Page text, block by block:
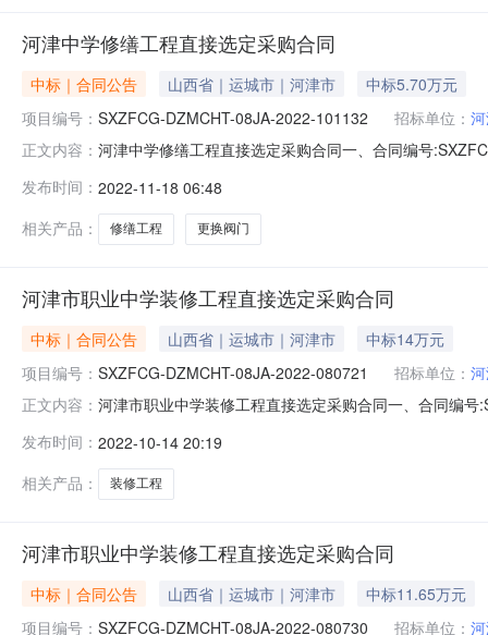
河津中学修缮工程直接选定采购合同
中标｜合同公告 山西省｜运城市｜河津市
中标5.70万元
项目编号： SXZFCG-DZMCHT-08JA-2022-101132 招标单位：
正文内容： 河津中学修缮工程直接选定采购合同一、合同编号
程有限公司山西省第二分公司地址：清涧街道联系人：
发布时间： 2022-11-18 06:48
相关产品：
修缮工程 更换阀门
河津市职业中学装修工程直接选定采购合同
中标｜合同公告 山西省｜运城市｜河津市
中标14万元
项目编号： SXZFCG-DZMCHT-08JA-2022-080721 招标单位：
正文内容： 河津市职业中学装修工程直接选定采购合同一、合同编
方）：贵州龙杨建筑工程有限公司山西省第二分公司地
发布时间： 2022-10-14 20:19
相关产品：
装修工程
河津市职业中学装修工程直接选定采购合同
中标｜合同公告 山西省｜运城市｜河津市
中标11.65万元
项目编号： SXZFCG-DZMCHT-08JA-2022-080730 招标单位：